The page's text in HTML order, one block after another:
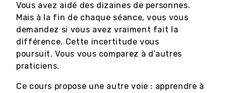
Vous avez aidé des dizaines de personnes.
Mais à la fin de chaque séance, vous vous
demandez si vous avez vraiment fait la
différence. Cette incertitude vous
poursuit. Vous vous comparez à d’autres
praticiens.
Ce cours propose une autre voie : apprendre à